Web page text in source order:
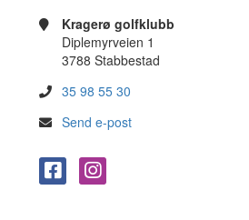
Kragerø golfklubb
Diplemyrveien 1
3788 Stabbestad
35 98 55 30
Send e-post